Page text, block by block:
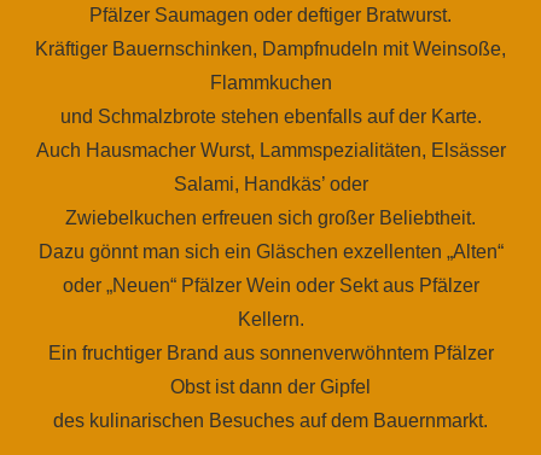
Pfälzer Saumagen oder deftiger Bratwurst.
Kräftiger Bauernschinken, Dampfnudeln mit Weinsoße,
Flammkuchen
und Schmalzbrote stehen ebenfalls auf der Karte.
Auch Hausmacher Wurst, Lammspezialitäten, Elsässer
Salami, Handkäs’ oder
Zwiebelkuchen erfreuen sich großer Beliebtheit.
Dazu gönnt man sich ein Gläschen exzellenten „Alten“
oder „Neuen“ Pfälzer Wein oder Sekt aus Pfälzer
Kellern.
Ein fruchtiger Brand aus sonnenverwöhntem Pfälzer
Obst ist dann der Gipfel
des kulinarischen Besuches auf dem Bauernmarkt.